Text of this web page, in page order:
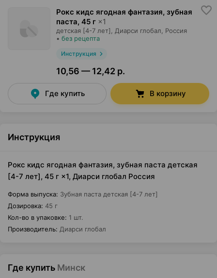
Рокс кидс ягодная фантазия, зубная
паста, 45 г ×1
детская [4-7 лет], Диарси глобал , Россия
• без рецепта
Инструкция
10,56 — 12,42 р.
Где купить В корзину
Инструкция
Рокс кидс ягодная фантазия, зубная паста детская
[4-7 лет], 45 г ×1, Диарси глобал Россия
Форма выпуска: Зубная паста детская [4-7 лет]
Дозировка: 45 г
Кол-во в упаковке: 1 шт.
Производитель: Диарси глобал
Где купить Минск